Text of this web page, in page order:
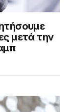
μετά την